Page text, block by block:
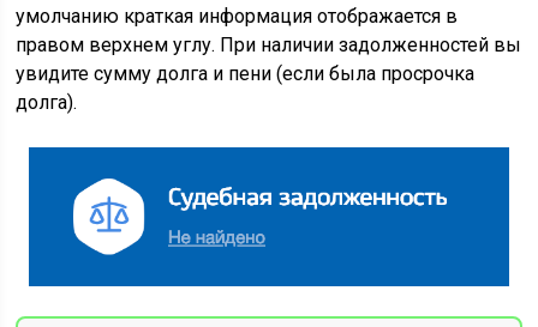
умолчанию краткая информация отображается в
правом верхнем углу. При наличии задолженностей вы
увидите сумму долга и пени (если была просрочка
долга).